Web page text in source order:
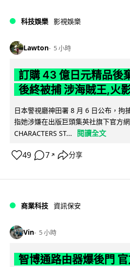
科技娛樂 影視娛樂
Lawton 5 小時
訂購 43 億日元精品後
後終被捕 涉海賊王,火
日本警視廳神田署 8 月 6 日公布，拘
指她涉嫌在出版巨頭集英社旗下官方
CHARACTERS ST...
閱讀全文
49 7 ↗ 分享
商業科技 資訊保安
Vin 5 小時
智博通路由器爆後門